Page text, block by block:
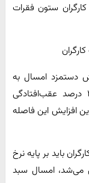
ستون فقرات
دستمزد امسال به
کاهش فاصله معیشت کمک کرد، گفت: ۴۰ درصد عقب‌افتادگی
افزایش این فاصله
دستمزد کارگران باید بر پایه نرخ
می‌شد، امسال سبد